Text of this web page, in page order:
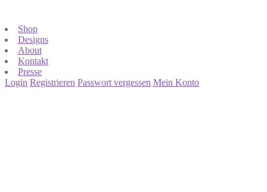
Shop
Designs
About
Kontakt
Presse
Login Registrieren Passwort vergessen Mein Konto